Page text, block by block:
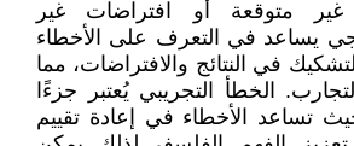
غير متوقعة أو افتراضات غير
يساعد في التعرف على الأخطاء
في النتائج والافتراضات، مما
الخطأ التجريبي يُعتبر جزءًا
تساعد الأخطاء في إعادة تقييم